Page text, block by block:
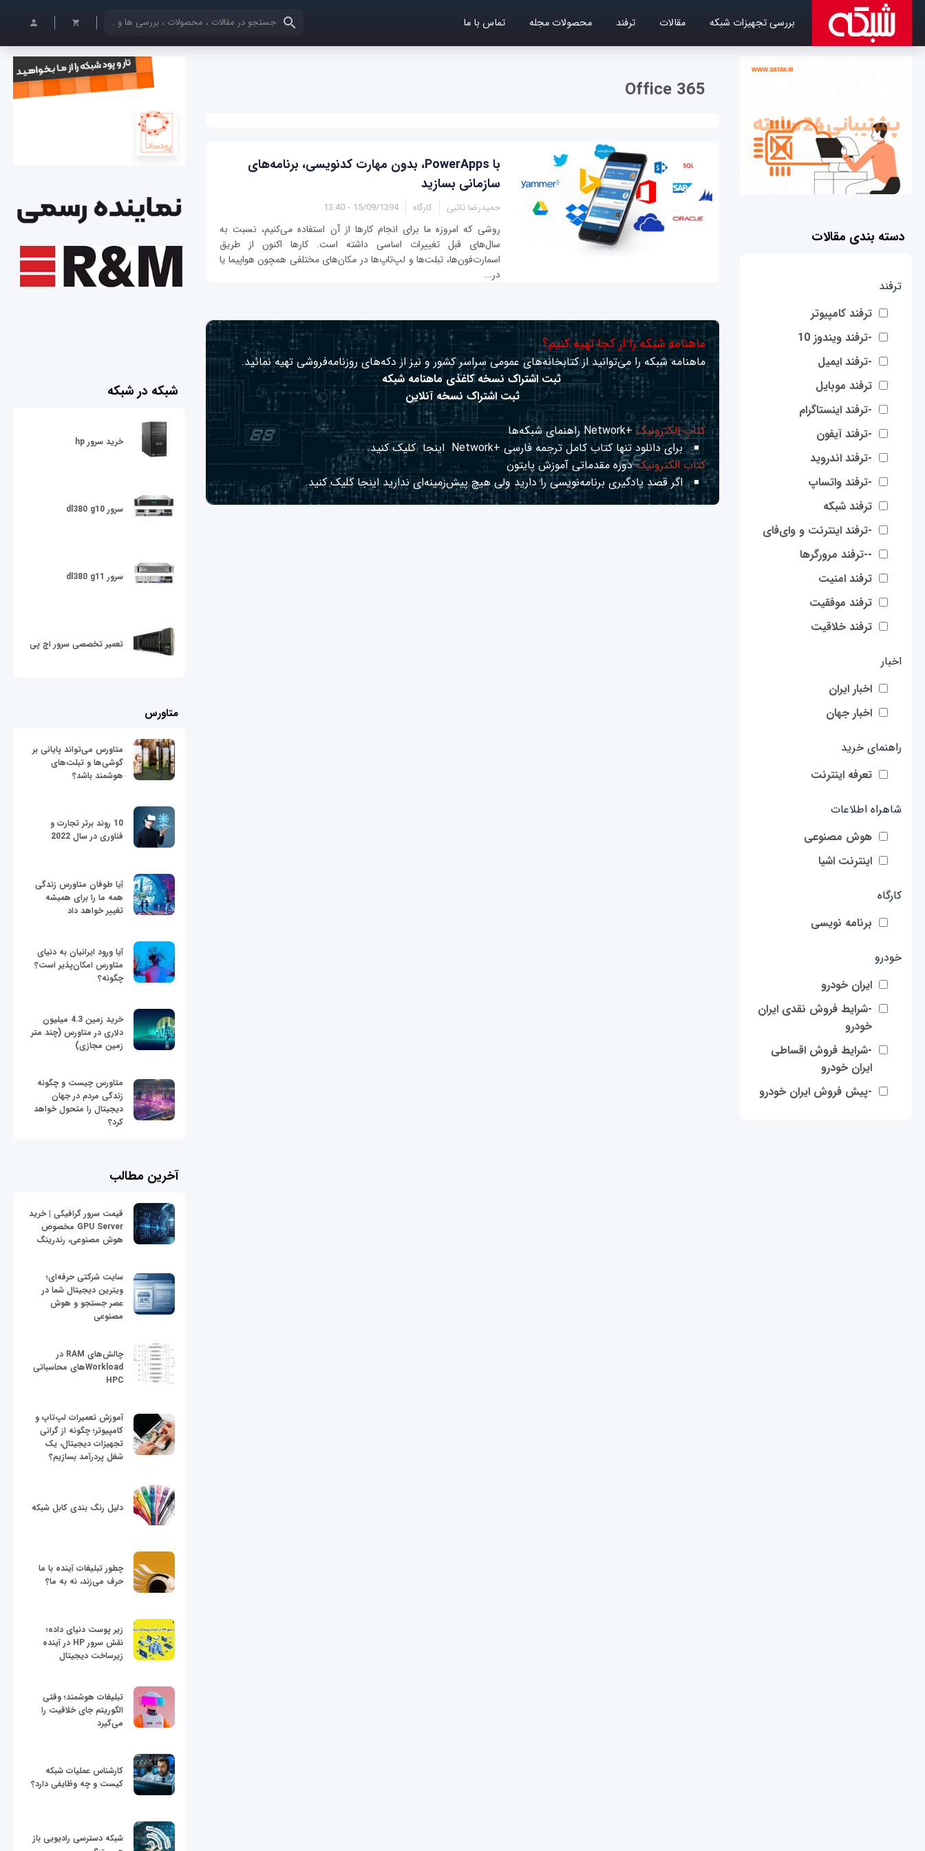
بررسی تجهیزات شبکه مقالات ترفند محصولات مجله تماس با ما کلمات کلیدی خود را وارد کنید
دسته بندی مقالات
ترفند
ترفند کامپیوتر
-ترفند ویندوز 10
-ترفند ایمیل
ترفند موبایل
-ترفند اینستاگرام
-ترفند آیفون
-ترفند اندروید
-ترفند واتساپ
ترفند شبکه
-ترفند اینترنت و وای‌فای
--ترفند مرورگرها
ترفند امنیت
ترفند موفقیت
ترفند خلاقیت
اخبار
اخبار ایران
اخبار جهان
راهنمای خرید
تعرفه اینترنت
شاهراه اطلاعات
هوش مصنوعی
اینترنت اشیا
کارگاه
برنامه نویسی
خودرو
ایران خودرو
-شرایط فروش نقدی ایران
خودرو
-شرایط فروش اقساطی
ایران خودرو
-پیش فروش ایران خودرو
Office 365
با PowerApps، بدون مهارت کدنویسی، برنامه‌های
سازمانی بسازید
حمیدرضا تائبی کارگاه 15/09/1394 - 13:40
روشی که امروزه ما برای انجام کارها از آن استفاده می‌کنیم، نسبت به
سال‌های قبل تغییرات اساسی داشته است. کارها اکنون از طریق
اسمارت‌فون‌ها، تبلت‌ها و لپ‌تاپ‌ها در مکان‌های مختلفی همچون هواپیما یا
در...
ماهنامه شبکه را از کجا تهیه کنیم؟
ماهنامه شبکه را می‌توانید از کتابخانه‌های عمومی سراسر کشور و نیز از دکه‌های روزنامه‌فروشی تهیه نمائید.
ثبت اشتراک نسخه کاغذی ماهنامه شبکه
ثبت اشتراک نسخه آنلاین
کتاب الکترونیک +Network راهنمای شبکه‌ها
برای دانلود تنها کتاب کامل ترجمه فارسی +Network
اینجا کلیک کنید.
کتاب الکترونیکدوره مقدماتی آموزش پایتون
اگر قصد یادگیری برنامه‌نویسی را دارید ولی هیچ پیش‌زمینه‌ای نداریداینجا کلیک کنید.
شبکه در شبکه
خرید سرور hp
سرور dl380 g10
سرور dl380 g11
تعمیر تخصصی سرور اچ پی
متاورس
متاورس می‌تواند پایانی بر
گوشی‌ها و تبلت‌های
هوشمند باشد؟
10 روند برتر تجارت و
فناوری در سال 2022
آیا طوفان متاورس زندگی
همه ما را برای همیشه
تغییر خواهد داد
آیا ورود ایرانیان به دنیای
متاورس امکان‌پذیر است؟
چگونه؟
خرید زمین 4.3 میلیون
دلاری در متاورس (چند متر
زمین مجازی)
متاورس چیست و چگونه
زندگی مردم در جهان
دیجیتال را متحول خواهد
کرد؟
آخرین مطالب
قیمت سرور گرافیکی | خرید
GPU Server مخصوص
هوش مصنوعی، رندرینگ
سایت شرکتی حرفه‌ای؛
ویترین دیجیتال شما در
عصر جستجو و هوش
مصنوعی
چالش‌های RAM در
Workloadهای محاسباتی
HPC
آموزش تعمیرات لپ‌تاپ و
کامپیوتر؛ چگونه از گرانی
تجهیزات دیجیتال، یک
شغل پردرآمد بسازیم؟
دلیل رنگ بندی کابل شبکه
چطور تبلیغات آینده با ما
حرف می‌زند، نه به ما؟
زیر پوست دنیای داده؛
نقش سرور HP در آینده
زیرساخت دیجیتال
تبلیغات هوشمند؛ وقتی
الگوریتم جای خلاقیت را
می‌گیرد
کارشناس عملیات شبکه
کیست و چه وظایفی دارد؟
شبکه دسترسی رادیویی باز